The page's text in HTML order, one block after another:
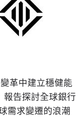
革中建立穩健能
告探討全球銀行
需求變遷的浪潮